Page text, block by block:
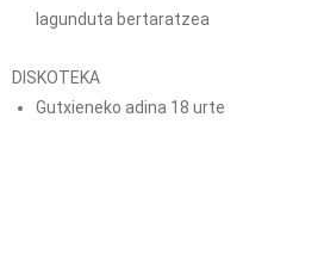
lagunduta bertaratzea
DISKOTEKA
Gutxieneko adina 18 urte